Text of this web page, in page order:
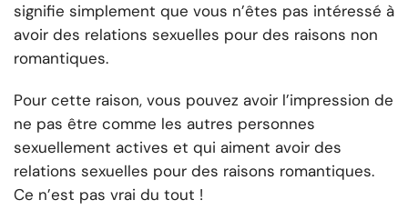
signifie simplement que vous n’êtes pas intéressé à
avoir des relations sexuelles pour des raisons non
romantiques.
Pour cette raison, vous pouvez avoir l’impression de
ne pas être comme les autres personnes
sexuellement actives et qui aiment avoir des
relations sexuelles pour des raisons romantiques.
Ce n’est pas vrai du tout !